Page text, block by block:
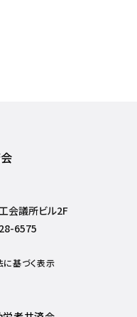
会議所ビル2F
6575
基づく表示